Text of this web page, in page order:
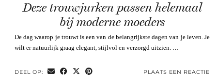
Deze trouwjurken passen helemaal
bij moderne moeders
De dag waarop je trouwt is een van de belangrijkste dagen van je leven. Je
wilt er natuurlijk graag elegant, stijlvol en verzorgd uitzien. …
DEEL OP: PLAATS EEN REACTIE